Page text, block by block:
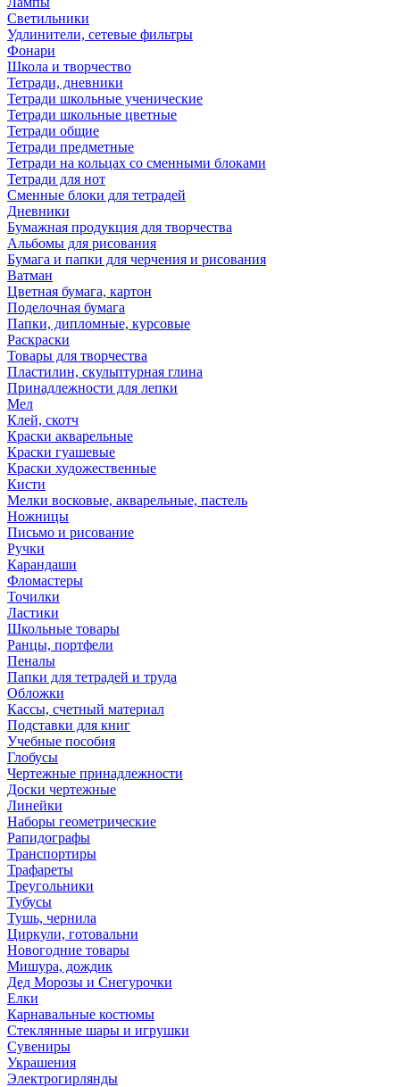
Светильники
Удлинители, сетевые фильтры
Фонари
Школа и творчество
Тетради, дневники
Тетради школьные ученические
Тетради школьные цветные
Тетради общие
Тетради предметные
Тетради на кольцах со сменными блоками
Тетради для нот
Сменные блоки для тетрадей
Дневники
Бумажная продукция для творчества
Альбомы для рисования
Бумага и папки для черчения и рисования
Ватман
Цветная бумага, картон
Поделочная бумага
Папки, дипломные, курсовые
Раскраски
Товары для творчества
Пластилин, скульптурная глина
Принадлежности для лепки
Мел
Клей, скотч
Краски акварельные
Краски гуашевые
Краски художественные
Кисти
Мелки восковые, акварельные, пастель
Ножницы
Письмо и рисование
Ручки
Карандаши
Фломастеры
Точилки
Ластики
Школьные товары
Ранцы, портфели
Пеналы
Папки для тетрадей и труда
Обложки
Кассы, счетный материал
Подставки для книг
Учебные пособия
Глобусы
Чертежные принадлежности
Доски чертежные
Линейки
Наборы геометрические
Рапидографы
Транспортиры
Трафареты
Треугольники
Тубусы
Тушь, чернила
Циркули, готовальни
Новогодние товары
Мишура, дождик
Дед Морозы и Снегурочки
Елки
Карнавальные костюмы
Стеклянные шары и игрушки
Сувениры
Украшения
Электрогирлянды